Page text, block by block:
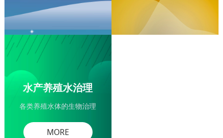
水产养殖水治理
各类养殖水体的生物治理
MORE